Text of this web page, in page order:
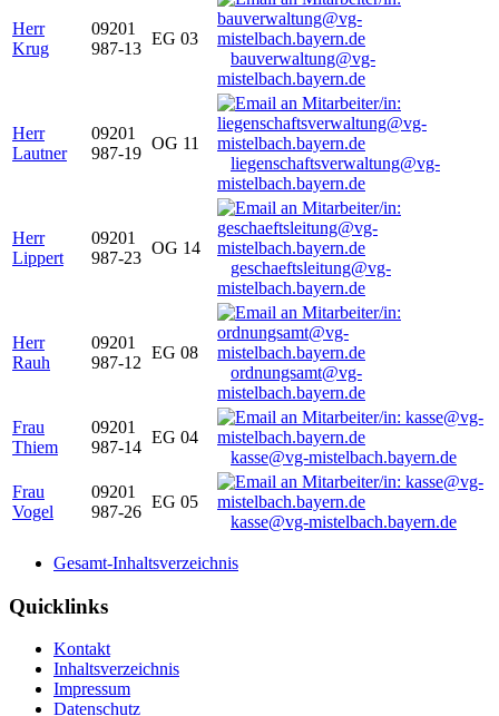
Herr
Krug
09201
987-13
EG 03
bauverwaltung@vg-
mistelbach.bayern.de
Herr
Lautner
09201
987-19
OG 11
liegenschaftsverwaltung@vg-
mistelbach.bayern.de
Herr
Lippert
09201
987-23
OG 14
geschaeftsleitung@vg-
mistelbach.bayern.de
Herr
Rauh
09201
987-12
EG 08
ordnungsamt@vg-
mistelbach.bayern.de
Frau
Thiem
09201
987-14
EG 04
kasse@vg-mistelbach.bayern.de
Frau
Vogel
09201
987-26
EG 05
kasse@vg-mistelbach.bayern.de
Gesamt-Inhaltsverzeichnis
Quicklinks
Kontakt
Inhaltsverzeichnis
Impressum
Datenschutz